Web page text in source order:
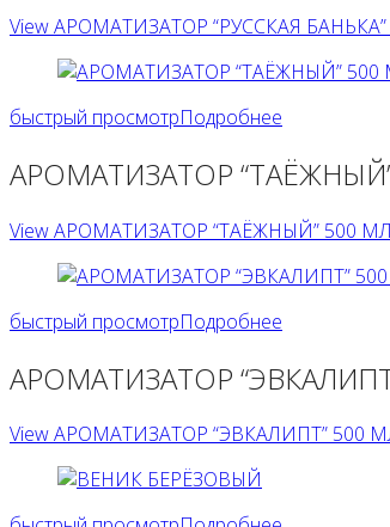
View АРОМАТИЗАТОР “РУССКАЯ
быстрый просмотрПодробнее
АРОМАТИЗАТОР
View АРОМАТИЗАТОР “ТАЁЖНЫЙ” 500
быстрый просмотрПодробнее
АРОМАТИЗАТОР
View АРОМАТИЗАТОР “ЭВКАЛИПТ” 500